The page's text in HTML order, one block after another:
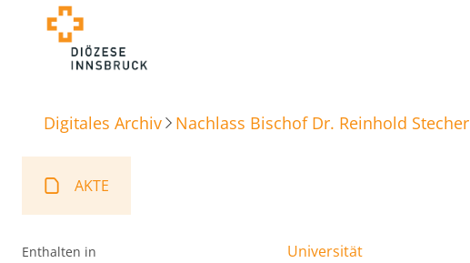
Digitales Archiv Nachlass Bischof Dr. Reinhold Stecher
AKTE
Enthalten in Universität